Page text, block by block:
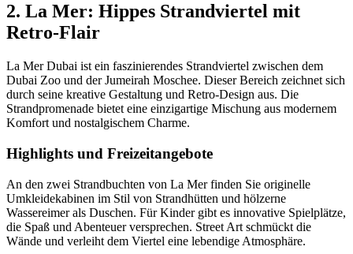
2. La Mer: Hippes Strandviertel mit
Retro-Flair
La Mer Dubai ist ein faszinierendes Strandviertel zwischen dem
Dubai Zoo und der Jumeirah Moschee. Dieser Bereich zeichnet sich
durch seine kreative Gestaltung und Retro-Design aus. Die
Strandpromenade bietet eine einzigartige Mischung aus modernem
Komfort und nostalgischem Charme.
Highlights und Freizeitangebote
An den zwei Strandbuchten von La Mer finden Sie originelle
Umkleidekabinen im Stil von Strandhütten und hölzerne
Wassereimer als Duschen. Für Kinder gibt es innovative Spielplätze,
die Spaß und Abenteuer versprechen. Street Art schmückt die
Wände und verleiht dem Viertel eine lebendige Atmosphäre.